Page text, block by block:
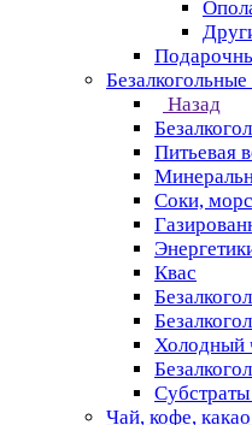
Назад
Питьевая
Соки,
Квас
Холодный
Субстраты
Чай, кофе, какао